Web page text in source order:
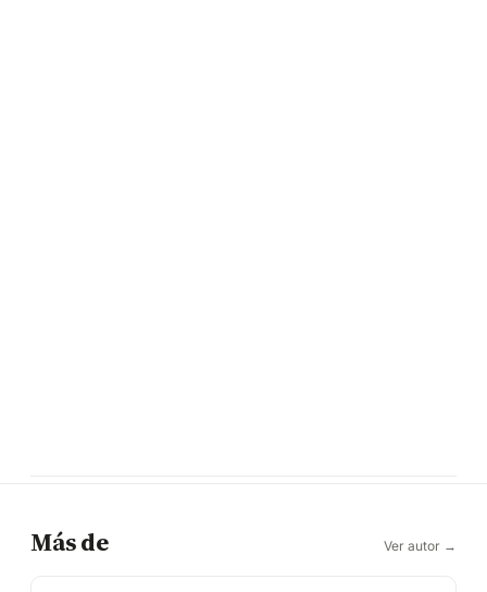
Más de Ver autor →